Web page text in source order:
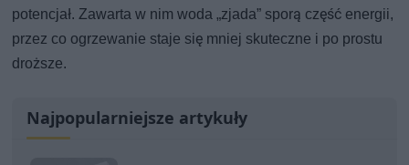
potencjał. Zawarta w nim woda „zjada” sporą część energii,
przez co ogrzewanie staje się mniej skuteczne i po prostu
droższe.
Najpopularniejsze artykuły